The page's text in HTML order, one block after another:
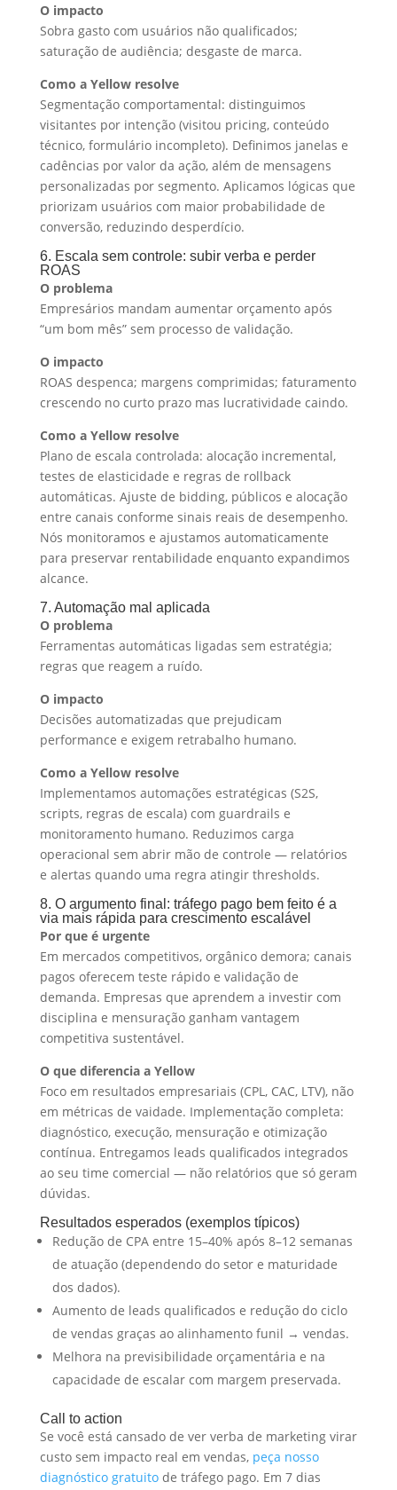
O impacto
Sobra gasto com usuários não qualificados;
saturação de audiência; desgaste de marca.
Como a Yellow resolve
Segmentação comportamental: distinguimos
visitantes por intenção (visitou pricing, conteúdo
técnico, formulário incompleto). Definimos janelas e
cadências por valor da ação, além de mensagens
personalizadas por segmento. Aplicamos lógicas que
priorizam usuários com maior probabilidade de
conversão, reduzindo desperdício.
6. Escala sem controle: subir verba e perder
ROAS
O problema
Empresários mandam aumentar orçamento após
“um bom mês” sem processo de validação.
O impacto
ROAS despenca; margens comprimidas; faturamento
crescendo no curto prazo mas lucratividade caindo.
Como a Yellow resolve
Plano de escala controlada: alocação incremental,
testes de elasticidade e regras de rollback
automáticas. Ajuste de bidding, públicos e alocação
entre canais conforme sinais reais de desempenho.
Nós monitoramos e ajustamos automaticamente
para preservar rentabilidade enquanto expandimos
alcance.
7. Automação mal aplicada
O problema
Ferramentas automáticas ligadas sem estratégia;
regras que reagem a ruído.
O impacto
Decisões automatizadas que prejudicam
performance e exigem retrabalho humano.
Como a Yellow resolve
Implementamos automações estratégicas (S2S,
scripts, regras de escala) com guardrails e
monitoramento humano. Reduzimos carga
operacional sem abrir mão de controle — relatórios
e alertas quando uma regra atingir thresholds.
8. O argumento final: tráfego pago bem feito é a
via mais rápida para crescimento escalável
Por que é urgente
Em mercados competitivos, orgânico demora; canais
pagos oferecem teste rápido e validação de
demanda. Empresas que aprendem a investir com
disciplina e mensuração ganham vantagem
competitiva sustentável.
O que diferencia a Yellow
Foco em resultados empresariais (CPL, CAC, LTV), não
em métricas de vaidade. Implementação completa:
diagnóstico, execução, mensuração e otimização
contínua. Entregamos leads qualificados integrados
ao seu time comercial — não relatórios que só geram
dúvidas.
Resultados esperados (exemplos típicos)
Redução de CPA entre 15–40% após 8–12 semanas
de atuação (dependendo do setor e maturidade
dos dados).
Aumento de leads qualificados e redução do ciclo
de vendas graças ao alinhamento funil → vendas.
Melhora na previsibilidade orçamentária e na
capacidade de escalar com margem preservada.
Call to action
Se você está cansado de ver verba de marketing virar
custo sem impacto real em vendas, peça nosso
diagnóstico gratuitode tráfego pago. Em 7 dias